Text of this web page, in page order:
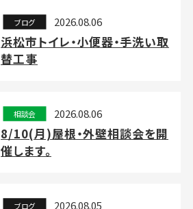
ブログ 2026.08.06
浜松市トイレ・小便器・手洗い取
替工事
相談会 2026.08.06
8/10(月)屋根・外壁相談会を開
催します。
ブログ 2026.08.05